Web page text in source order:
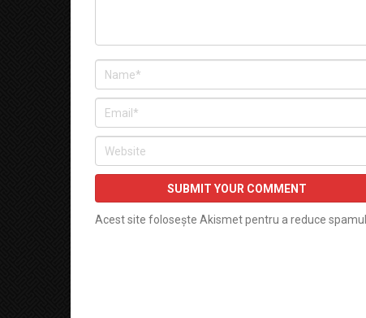
Acest site folosește Akismet pentru a reduce spamul.